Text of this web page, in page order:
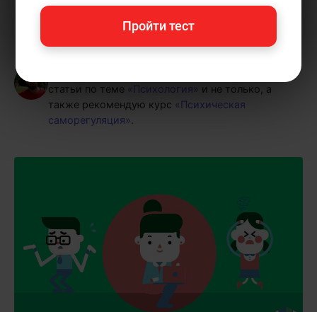
Кирилл Ногалес— главред-популяризатор
статьи по теме «Психология»
и не только, а
также рекомендую курс «Психическая
саморегуляция»
Пройти тест